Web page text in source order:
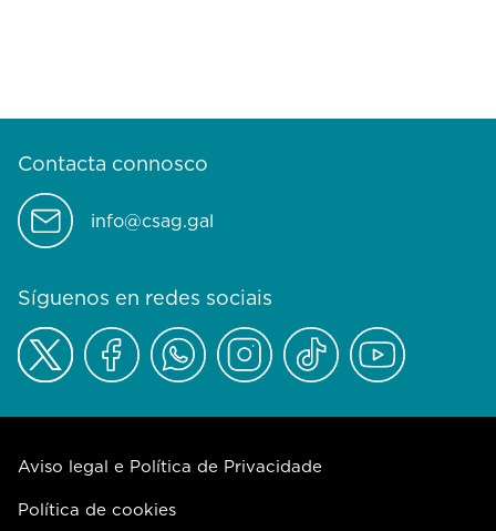
Contacta connosco
info@csag.gal
Síguenos en redes sociais
Aviso legal e Política de Privacidade
Política de cookies